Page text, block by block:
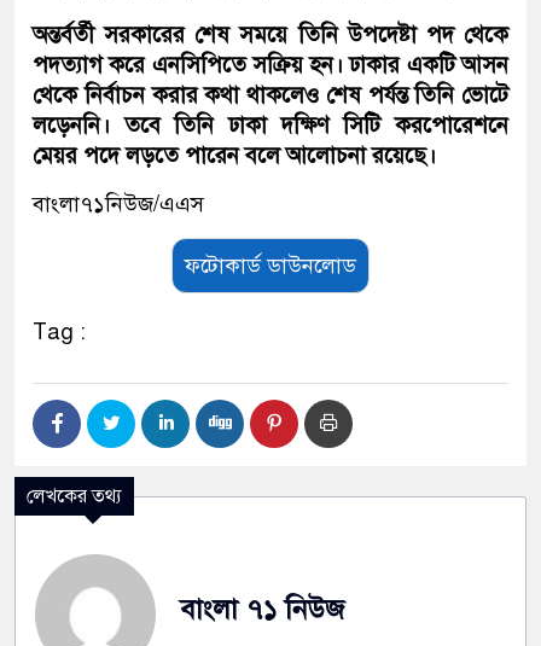
অন্তর্বর্তী সরকারের শেষ সময়ে তিনি উপদেষ্টা পদ থেকে
পদত্যাগ করে এনসিপিতে সক্রিয় হন। ঢাকার একটি আসন
থেকে নির্বাচন করার কথা থাকলেও শেষ পর্যন্ত তিনি ভোটে
লড়েননি। তবে তিনি ঢাকা দক্ষিণ সিটি করপোরেশনে
মেয়র পদে লড়তে পারেন বলে আলোচনা রয়েছে।
বাংলা৭১নিউজ/এএস
ফটোকার্ড ডাউনলোড
Tag :
লেখকের তথ্য
বাংলা ৭১ নিউজ